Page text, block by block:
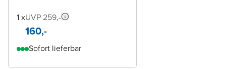
1 xUVP 259,-
160,-
Sofort lieferbar